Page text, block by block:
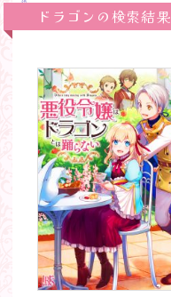
ドラゴンの検索結果